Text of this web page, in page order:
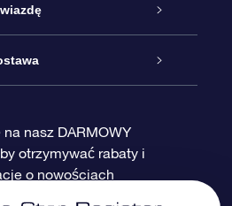
Online
OSR
OSR
Strona Gwiazdy
nasz DARMOWY
otrzymywać rabaty i
o nowościach